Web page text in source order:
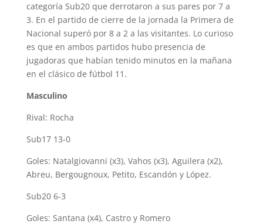
categoría Sub20 que derrotaron a sus pares por 7 a
3. En el partido de cierre de la jornada la Primera de
Nacional superó por 8 a 2 a las visitantes. Lo curioso
es que en ambos partidos hubo presencia de
jugadoras que habían tenido minutos en la mañana
en el clásico de fútbol 11.
Masculino
Rival: Rocha
Sub17 13-0
Goles: Natalgiovanni (x3), Vahos (x3), Aguilera (x2),
Abreu, Bergougnoux, Petito, Escandón y López.
Sub20 6-3
Goles: Santana (x4), Castro y Romero